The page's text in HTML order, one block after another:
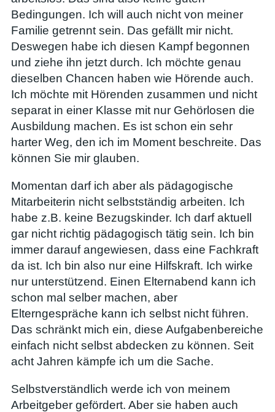
Bedingungen. Ich will auch nicht von meiner
Familie getrennt sein. Das gefällt mir nicht.
Deswegen habe ich diesen Kampf begonnen
und ziehe ihn jetzt durch. Ich möchte genau
dieselben Chancen haben wie Hörende auch.
Ich möchte mit Hörenden zusammen und nicht
separat in einer Klasse mit nur Gehörlosen die
Ausbildung machen. Es ist schon ein sehr
harter Weg, den ich im Moment beschreite. Das
können Sie mir glauben.
Momentan darf ich aber als pädagogische
Mitarbeiterin nicht selbstständig arbeiten. Ich
habe z.B. keine Bezugskinder. Ich darf aktuell
gar nicht richtig pädagogisch tätig sein. Ich bin
immer darauf angewiesen, dass eine Fachkraft
da ist. Ich bin also nur eine Hilfskraft. Ich wirke
nur unterstützend. Einen Elternabend kann ich
schon mal selber machen, aber
Elterngespräche kann ich selbst nicht führen.
Das schränkt mich ein, diese Aufgabenbereiche
einfach nicht selbst abdecken zu können. Seit
acht Jahren kämpfe ich um die Sache.
Selbstverständlich werde ich von meinem
Arbeitgeber gefördert. Aber sie haben auch